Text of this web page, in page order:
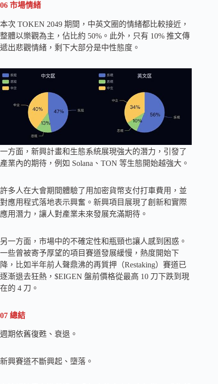
06 市場情緒
本次 TOKEN 2049 期間，中英文圈的情緒都比較接近，
整體以樂觀為主，佔比約 50%。此外，只有 10% 推文傳
遞出悲觀情緒，剩下大部分是中性態度。
一方面，新興計畫和生態系統展現強大的潛力，引發了
產業內的期待，例如 Solana、TON 等生態開始越強大。
許多人在大會期間體驗了用加密貨幣支付打車費用，並
對應用程式落地表示興奮。新興項目展現了創新和實際
應用潛力，讓人對產業未來發展充滿期待。
另一方面，市場中的不確定性和瓶頸也讓人感到困惑。
一些曾被寄予厚望的項目賽道發展緩慢，熱度開始下
降，比如半年前人聲鼎沸的再質押（Restaking）賽道已
逐漸退去狂熱，$EIGEN 盤前價格從最高 10 刀下跌到現
在的 4 刀。
07 總結
週期依舊復甦、衰退。
新興賽道不斷興起、墮落。